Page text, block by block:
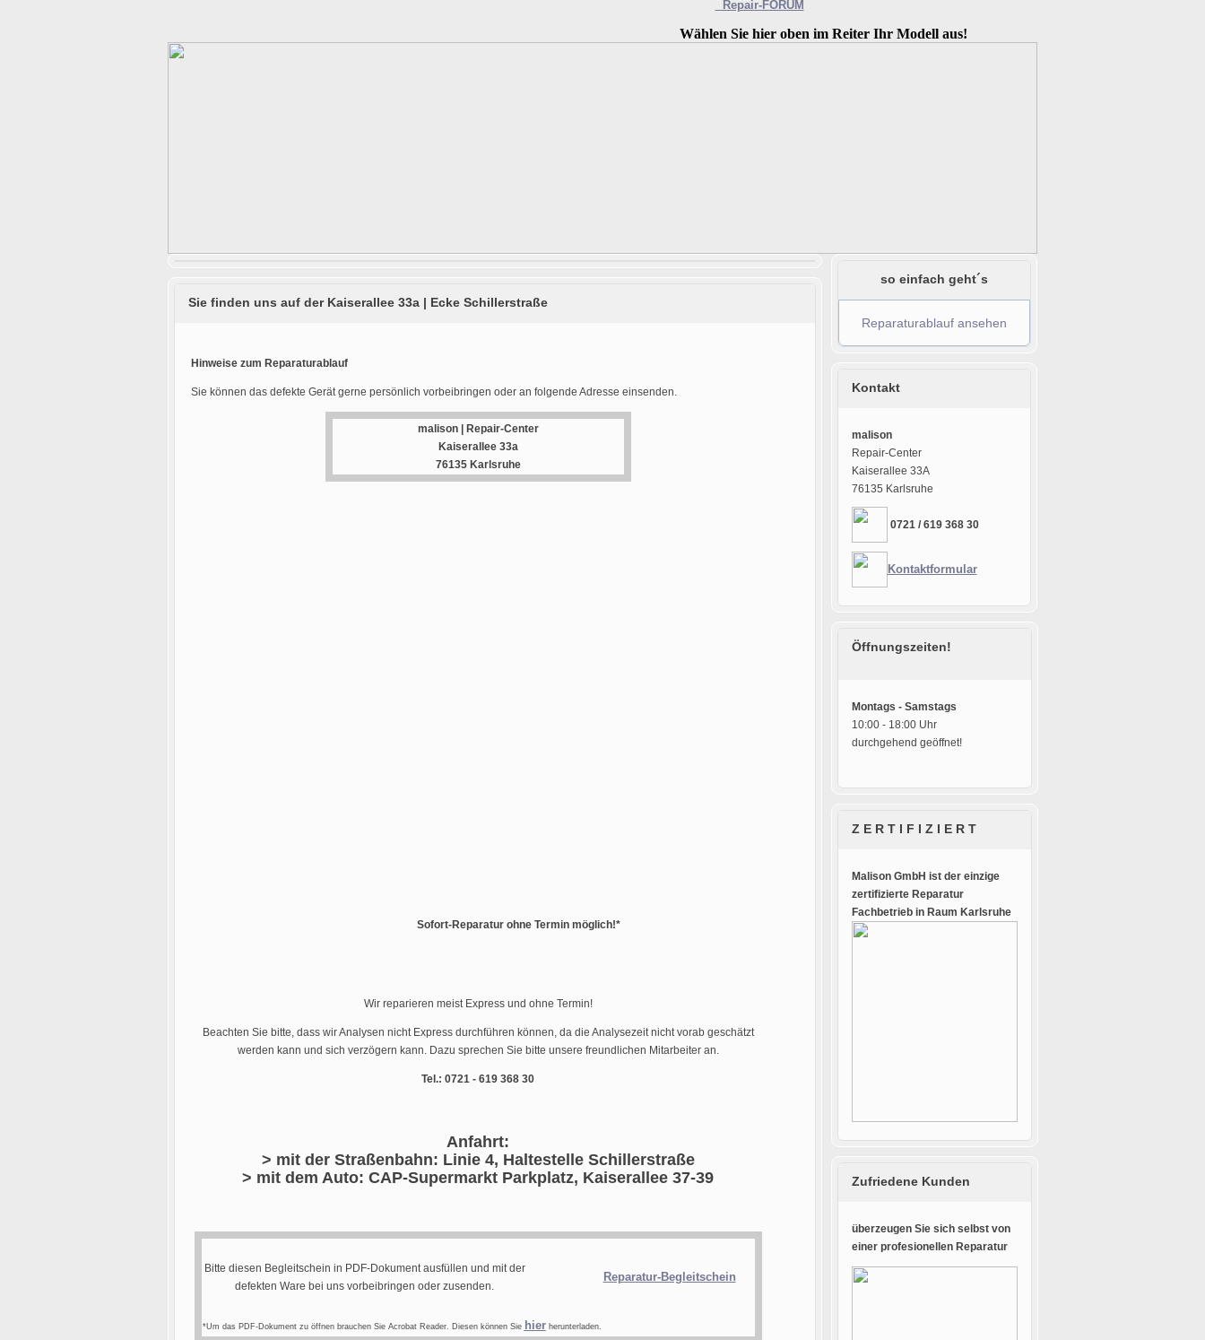
Repair-FORUM
Wählen Sie hier oben im Reiter Ihr Modell aus!
Sie finden uns auf der Kaiserallee 33a | Ecke Schillerstraße
Hinweise zum Reparaturablauf
Sie können das defekte Gerät gerne persönlich vorbeibringen oder an folgende Adresse einsenden.
malison | Repair-Center
Kaiserallee 33a
76135 Karlsruhe
Sofort-Reparatur ohne Termin möglich!*
Wir reparieren meist Express und ohne Termin!
Beachten Sie bitte, dass wir Analysen nicht Express durchführen können, da die Analysezeit nicht vorab geschätzt
werden kann und sich verzögern kann. Dazu sprechen Sie bitte unsere freundlichen Mitarbeiter an.
Tel.: 0721 - 619 368 30
Anfahrt:
> mit der Straßenbahn: Linie 4, Haltestelle Schillerstraße
> mit dem Auto: CAP-Supermarkt Parkplatz, Kaiserallee 37-39
Bitte diesen Begleitschein in PDF-Dokument ausfüllen und mit der
defekten Ware bei uns vorbeibringen oder zusenden.
Reparatur-Begleitschein
*Um das PDF-Dokument zu öffnen brauchen Sie Acrobat Reader. Diesen können Sie hierherunterladen.
so einfach geht´s
Reparaturablauf ansehen
Kontakt
malison
Repair-Center
Kaiserallee 33A
76135 Karlsruhe
0721 / 619 368 30
Kontaktformular
Öffnungszeiten!
Montags - Samstags
10:00 - 18:00 Uhr
durchgehend geöffnet!
Z E R T I F I Z I E R T
Malison GmbH ist der einzige
zertifizierte Reparatur
Fachbetrieb in Raum Karlsruhe
Zufriedene Kunden
überzeugen Sie sich selbst von
einer profesionellen Reparatur